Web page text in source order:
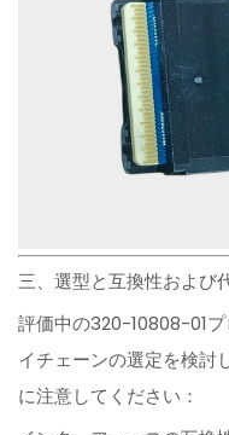
三、選型と互換性および
評価中の320-10808-01
イチェーンの選定を検討
に注意してください：